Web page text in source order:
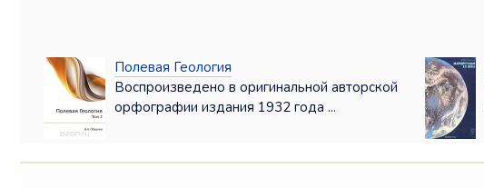
Полевая Геология
Воспроизведено в оригинальной авторской
орфографии издания 1932 года ...